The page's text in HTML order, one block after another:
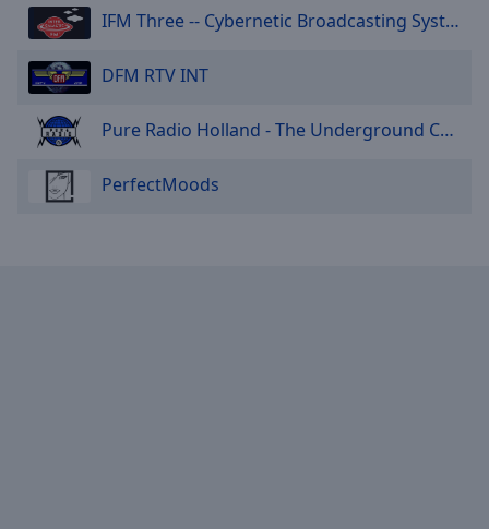
IFM Three -- Cybernetic Broadcasting System
DFM RTV INT
Pure Radio Holland - The Underground Channel
PerfectMoods